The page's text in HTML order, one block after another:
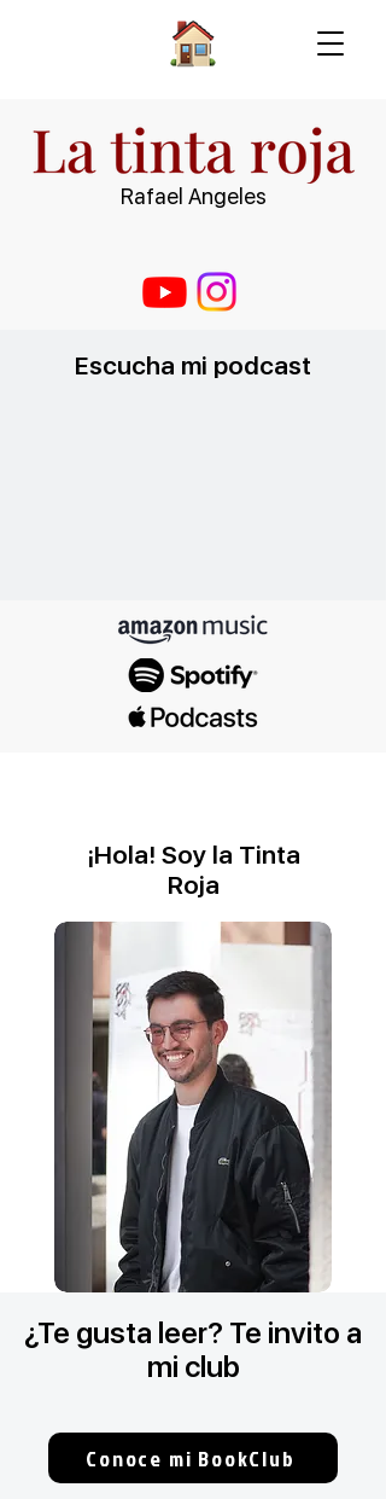
Rafael Angeles
Escucha mi podcast
¡Hola! Soy la Tinta
Roja
¿Te gusta leer? Te invito a
mi club
Conoce mi BookClub